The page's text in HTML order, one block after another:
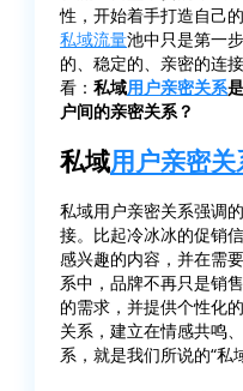
性，开始着手打造自己的
私域流量池中只是第一
的、稳定的、亲密的连
看： 私域用户亲密关系
户间的亲密关系？
私域用户亲密关
私域用户亲密关系强调
接。比起冷冰冰的促销
感兴趣的内容，并在需
系中，品牌不再只是销
的需求，并提供个性化
关系，建立在情感共鸣
系，就是我们所说的“私